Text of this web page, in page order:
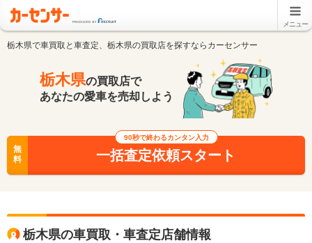
メニュー
栃木県で車買取と車査定、栃木県の買取店を探すならカーセンサー
栃木県の買取店で
あなたの愛車を売却しよう
90秒で終わるカンタン入力
無
料
一括査定依頼スタート
栃木県の車買取・車査定店舗情報